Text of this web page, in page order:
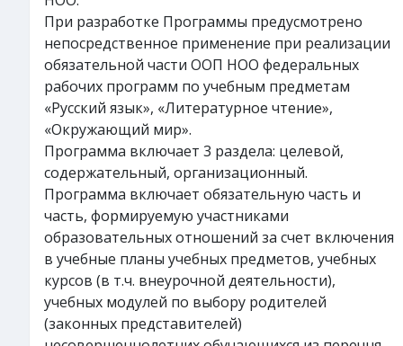
При разработке Программы предусмотрено
непосредственное применение при реализации
обязательной части ООП НОО федеральных
рабочих программ по учебным предметам
«Русский язык», «Литературное чтение»,
«Окружающий мир».
Программа включает 3 раздела: целевой,
содержательный, организационный.
Программа включает обязательную часть и
часть, формируемую участниками
образовательных отношений за счет включения
в учебные планы учебных предметов, учебных
курсов (в т.ч. внеурочной деятельности),
учебных модулей по выбору родителей
(законных представителей)